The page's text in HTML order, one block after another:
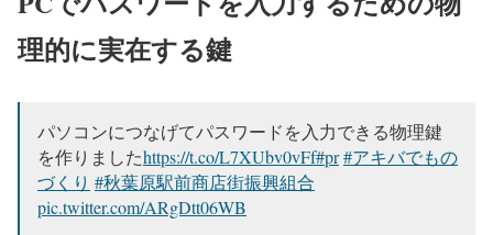
理的に実在する鍵
パソコンにつなげてパスワードを入力できる物理鍵
を作りましたhttps://t.co/L7XUbv0vFf#pr#アキバでもの
づくり #秋葉原駅前商店街振興組合
pic.twitter.com/ARgDtt06WB